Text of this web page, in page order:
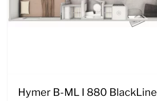
Hymer B-ML I 880 BlackLine